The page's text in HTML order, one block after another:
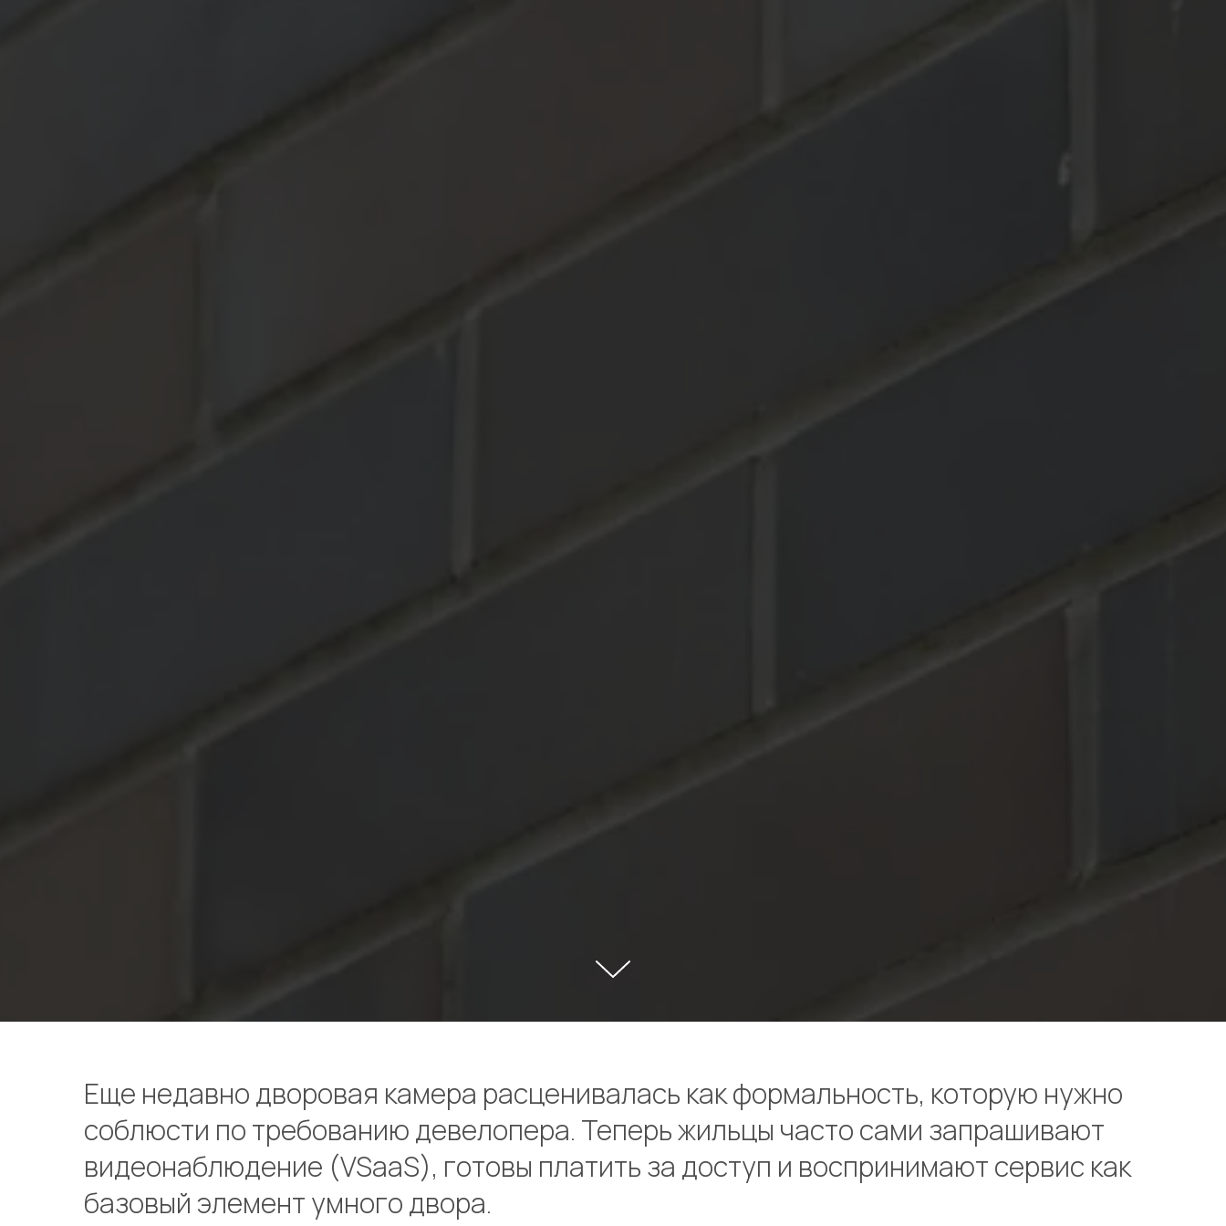
Еще недавно дворовая камера расценивалась как формальность, которую нужно
соблюсти по требованию девелопера. Теперь жильцы часто сами запрашивают
видеонаблюдение (VSaaS), готовы платить за доступ и воспринимают сервис как
базовый элемент умного двора.